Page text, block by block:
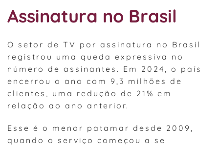
Assinatura no Brasil
O setor de TV por assinatura no Brasil
registrou uma queda expressiva no
número de assinantes. Em 2024, o país
encerrou o ano com 9,3 milhões de
clientes, uma redução de 21% em
relação ao ano anterior.
Esse é o menor patamar desde 2009,
quando o serviço começou a se